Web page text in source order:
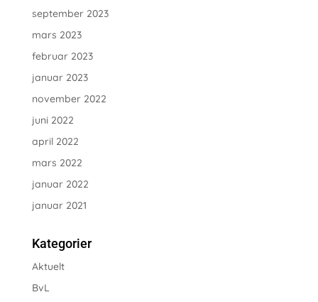
september 2023
mars 2023
februar 2023
januar 2023
november 2022
juni 2022
april 2022
mars 2022
januar 2022
januar 2021
Kategorier
Aktuelt
BvL